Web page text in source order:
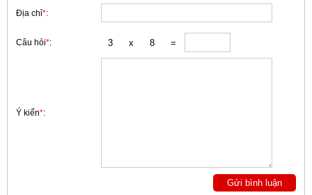
Địa chỉ*:
Câu hỏi*:
Ý kiến*: